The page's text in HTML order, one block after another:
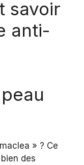
savoir
anti-
» ? Ce
des